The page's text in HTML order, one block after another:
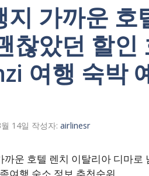
지 가까운 호
찮았던 할
여행 숙박
14일 작성자: airlinesr
까운 호텔 렌치 이탈리아 디마